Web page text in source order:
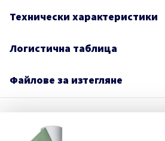
Технически характеристики
Логистична таблица
Файлове за изтегляне